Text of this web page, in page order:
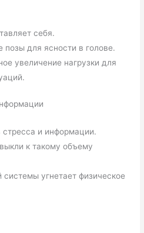
себя.
для ясности в голове.
увеличение нагрузки для
и информации.
к такому объему
угнетает физическое